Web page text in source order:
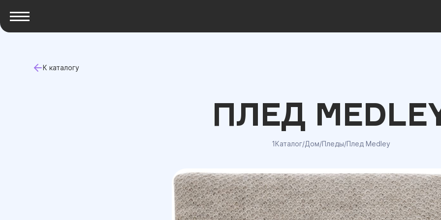
К каталогу
ПЛЕД
1Каталог/Дом/Пледы/Плед Medley